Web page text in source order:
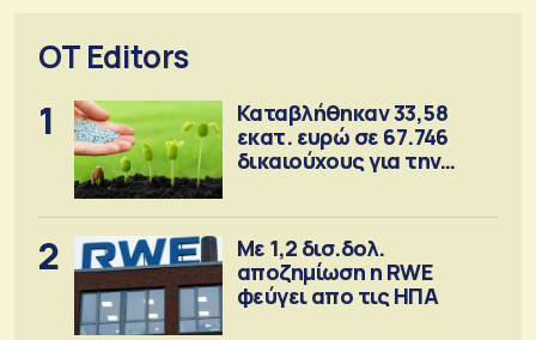
OT Editors
1
Καταβλήθηκαν 33,58
εκατ. ευρώ σε 67.746
δικαιούχους για την
2
Με 1,2 δισ.δολ.
αποζημίωση η RWE
φεύγει απο τις ΗΠΑ